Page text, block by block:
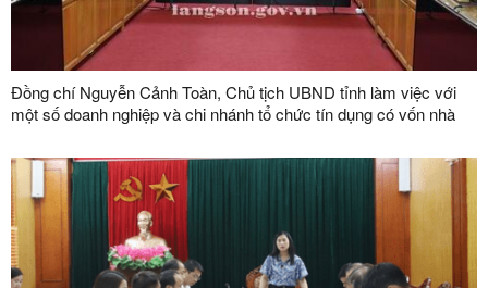
Đồng chí Nguyễn Cảnh Toàn, Chủ tịch UBND tỉnh làm việc với
một số doanh nghiệp và chi nhánh tổ chức tín dụng có vốn nhà